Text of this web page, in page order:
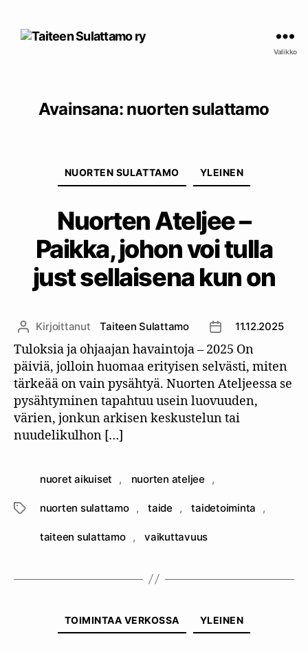
Valikko
Avainsana: nuorten sulattamo
NUORTEN SULATTAMO YLEINEN
Nuorten Ateljee –
Paikka, johon voi tulla
just sellaisena kun on
Kirjoittaja
Kirjoittanut Taiteen Sulattamo 11.12.2025
Tuloksia ja ohjaajan havaintoja – 2025 On
päiviä, jolloin huomaa erityisen selvästi, miten
tärkeää on vain pysähtyä. Nuorten Ateljeessa se
pysähtyminen tapahtuu usein luovuuden,
värien, jonkun arkisen keskustelun tai
nuudelikulhon […]
Avainsanat
nuoret aikuiset , nuorten ateljee ,
nuorten sulattamo , taide , taidetoiminta ,
taiteen sulattamo , vaikuttavuus
TOIMINTAA VERKOSSA YLEINEN